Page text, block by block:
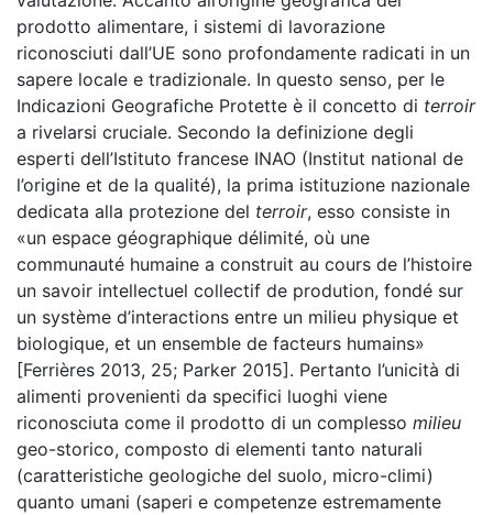
prodotto alimentare, i sistemi di lavorazione
riconosciuti dall’UE sono profondamente radicati in un
sapere locale e tradizionale. In questo senso, per le
Indicazioni Geografiche Protette è il concetto di terroir
a rivelarsi cruciale. Secondo la definizione degli
esperti dell’Istituto francese INAO (Institut national de
l’origine et de la qualité), la prima istituzione nazionale
dedicata alla protezione del terroir, esso consiste in
«un espace géographique délimité, où une
communauté humaine a construit au cours de l’histoire
un savoir intellectuel collectif de prodution, fondé sur
un système d’interactions entre un milieu physique et
biologique, et un ensemble de facteurs humains»
[Ferrières 2013, 25; Parker 2015]. Pertanto l’unicità di
alimenti provenienti da specifici luoghi viene
riconosciuta come il prodotto di un complesso milieu
geo-storico, composto di elementi tanto naturali
(caratteristiche geologiche del suolo, micro-climi)
quanto umani (saperi e competenze estremamente